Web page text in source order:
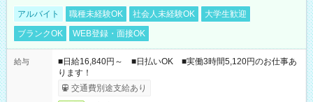
アルバイト 職種未経験OK 社会人未経験OK
大学生歓迎
ブランクOK
WEB登録・面接OK
給与
■日給16,840円～ ■日払いOK ■実働3時間5,120円のお仕事あ
ります！
交通費別途支給あり